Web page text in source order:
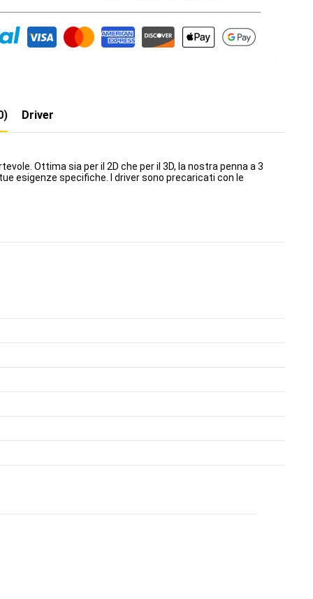
Driver
Ottima sia per il 2D che per il 3D, la nostra penna a 3
esigenze specifiche. I driver sono precaricati con le